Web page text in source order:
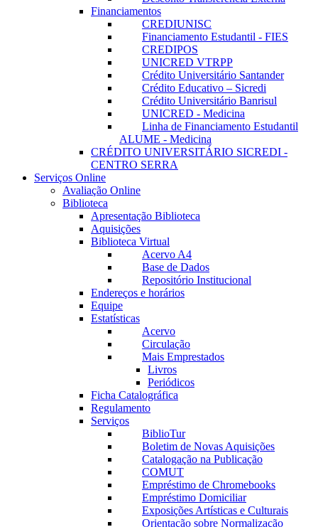
Financiamentos
CREDIUNISC
Financiamento Estudantil - FIES
CREDIPOS
UNICRED VTRPP
Crédito Universitário Santander
Crédito Educativo – Sicredi
Crédito Universitário Banrisul
UNICRED - Medicina
Linha de Financiamento Estudantil
ALUME - Medicina
CRÉDITO UNIVERSITÁRIO SICREDI -
CENTRO SERRA
Serviços Online
Avaliação Online
Biblioteca
Apresentação Biblioteca
Aquisições
Biblioteca Virtual
Acervo A4
Base de Dados
Repositório Institucional
Endereços e horários
Equipe
Estatísticas
Acervo
Circulação
Mais Emprestados
Livros
Periódicos
Ficha Catalográfica
Regulamento
Serviços
BiblioTur
Boletim de Novas Aquisições
Catalogação na Publicação
COMUT
Empréstimo de Chromebooks
Empréstimo Domiciliar
Exposições Artísticas e Culturais
Orientação sobre Normalização